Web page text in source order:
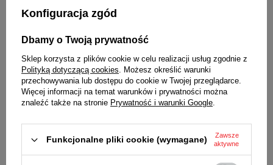
kwarcowy
cichy, z płynącym sekundnikiem
ZASILANIE
1 bateria typu AA (R6)
średnica - 27 cm
grubość - 4,5 cm
Konfiguracja zgód
Dbamy o Twoją prywatność
Sklep korzysta z plików cookie w celu realizacji usług zgodnie z
Polityką dotyczącą cookies. Możesz określić warunki
przechowywania lub dostępu do cookie w Twojej przeglądarce.
Więcej informacji na temat warunków i prywatności można
znaleźć także na stronie Prywatność i warunki Google.
Funkcjonalne pliki cookie (wymagane)
Zawsze
aktywne